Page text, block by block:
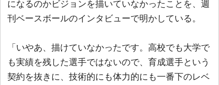
になるのかビジョンを描いていなかったことを、週
刊ベースボールのインタビューで明かしている。
「いやあ、描けていなかったです。高校でも大学で
も実績を残した選手ではないので、育成選手という
契約を抜きに、技術的にも体力的にも一番下のレベ